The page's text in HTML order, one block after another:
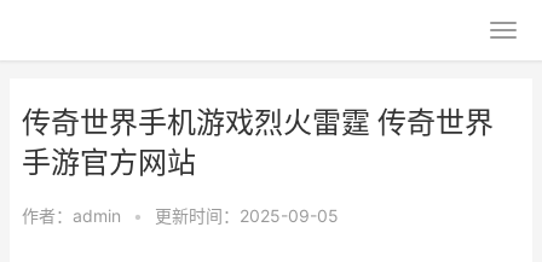
传奇世界手机游戏烈火雷霆 传奇世界
手游官方网站
作者： admin • 更新时间：2025-09-05